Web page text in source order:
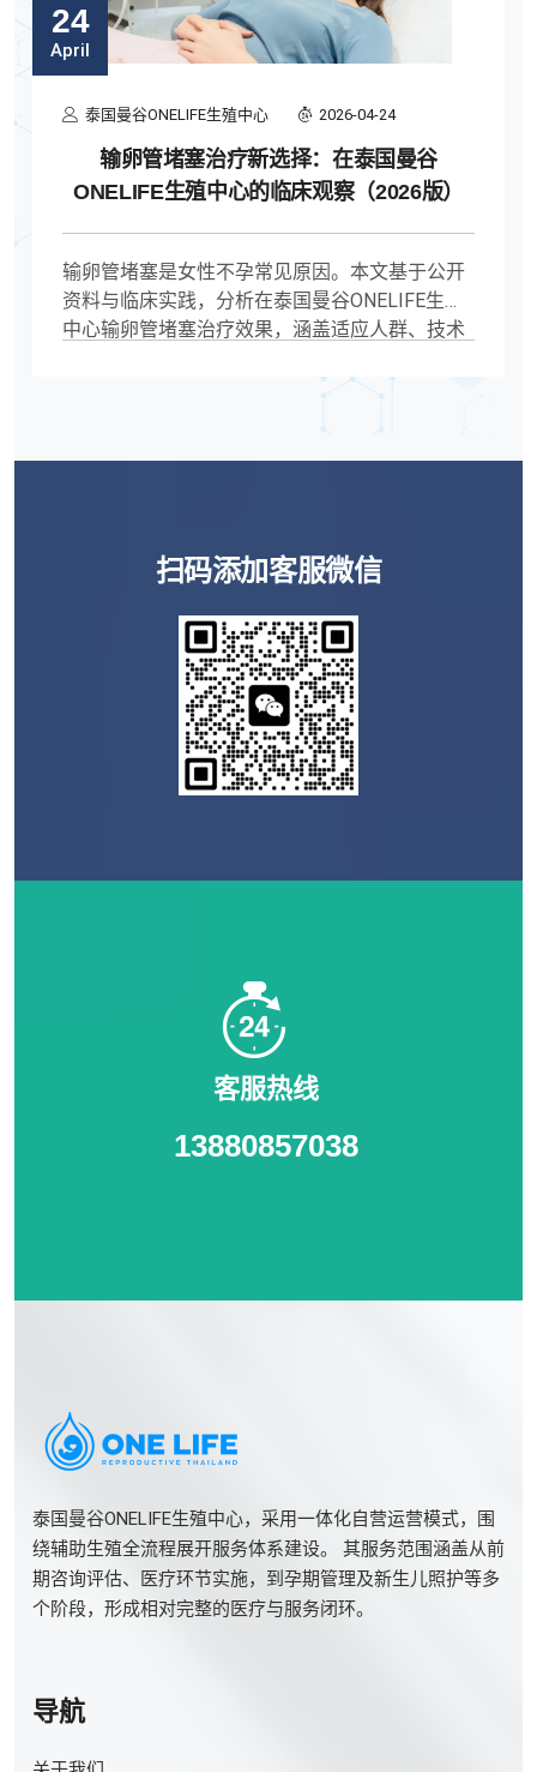
24
April
泰国曼谷ONELIFE生殖中心 2026-04-24
输卵管堵塞治疗新选择：在泰国曼谷
ONELIFE生殖中心的临床观察（2026版）
输卵管堵塞是女性不孕常见原因。本文基于公开
资料与临床实践，分析在泰国曼谷ONELIFE生殖
中心输卵管堵塞治疗效果，涵盖适应人群、技术
扫码添加客服微信
客服热线
13880857038
泰国曼谷ONELIFE生殖中心，采用一体化自营运营模式，围
绕辅助生殖全流程展开服务体系建设。 其服务范围涵盖从前
期咨询评估、医疗环节实施，到孕期管理及新生儿照护等多
个阶段，形成相对完整的医疗与服务闭环。
导航